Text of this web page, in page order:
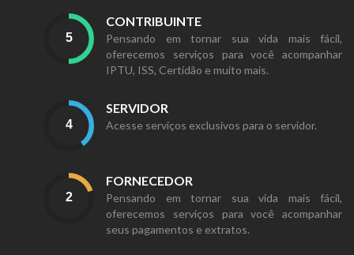
CONTRIBUINTE
Pensando em tornar sua vida mais fácil,
oferecemos serviços para você acompanhar
IPTU, ISS, Certidão e muito mais.
SERVIDOR
Acesse serviços exclusivos para o servidor.
FORNECEDOR
Pensando em tornar sua vida mais fácil,
oferecemos serviços para você acompanhar
seus pagamentos e extratos.